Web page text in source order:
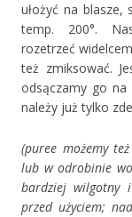
ułożyć na
temp. 200°.
rozetrzeć
też zmiksować.
odsączamy go
należy już tylko
(puree możemy
lub w odrobinie
bardziej wilgotny
przed użyciem;